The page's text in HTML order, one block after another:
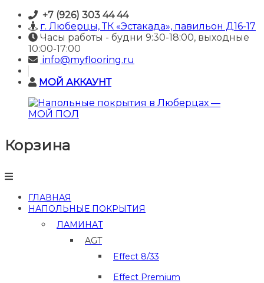
Skip
content
+7 (926) 303 44 44
г. Люберцы, ТК «Эстакада», павильон Д16-17
Часы работы - будни 9:30-18:00, выходные
10:00-17:00
info@myflooring.ru
МОЙ АККАУНТ
Напольные
покрытия
Люберцах
МОЙ
ПОЛ
Корзина
ГЛАВНАЯ
НАПОЛЬНЫЕ ПОКРЫТИЯ
ЛАМИНАТ
AGT
Effect 8/33
Effect Premium